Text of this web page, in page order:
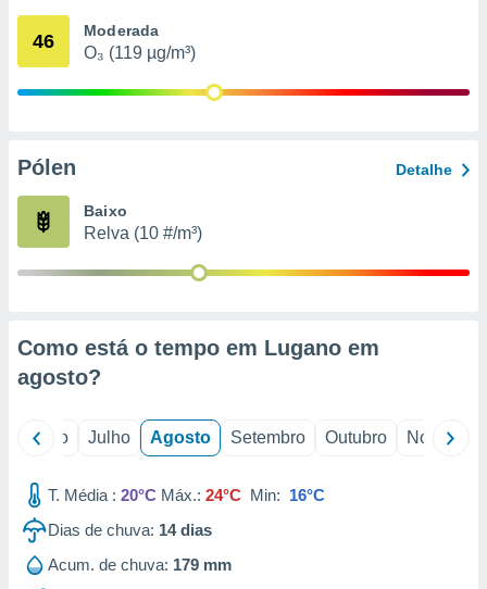
através
estudos
1199
46 Moderada
O₃ (119 µg/m³)
Pólen Detalhe
Baixo
Relva (10 #/m³)
Como está o tempo em Lugano em
agosto?
Junho Julho Agosto Setembro Outubro Novembro
T. Média : 20°C Máx.: 24°C Min: 16°C
Dias de chuva: 14dias
Acum. de chuva: 179 mm